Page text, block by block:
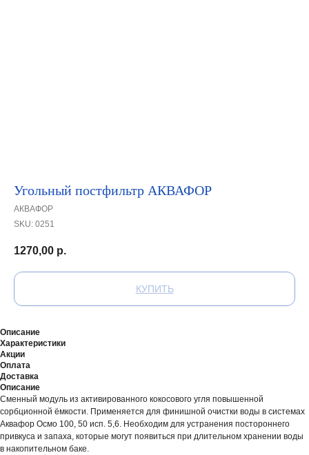
Угольный постфильтр АКВАФОР
АКВАФОР
SKU: 0251
1270,00 р.
КУПИТЬ
Описание
Характеристики
Акции
Оплата
Доставка
Описание
Сменный модуль из активированного кокосового угля повышенной
сорбционной ёмкости. Применяется для финишной очистки воды в системах
Аквафор Осмо 100, 50 исп. 5,6. Необходим для устранения постороннего
привкуса и запаха, которые могут появиться при длительном хранении воды
в накопительном баке.